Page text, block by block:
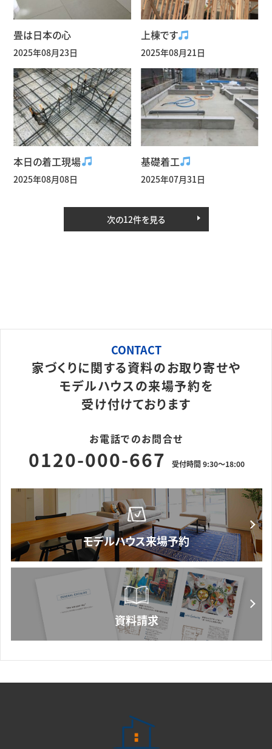
畳は日本の心
2025年08月23日
上棟です
2025年08月21日
本日の着工現場
2025年08月08日
基礎着工
2025年07月31日
次の12件を見る
CONTACT
家づくりに関する資料のお取り寄せや
モデルハウスの来場予約を
受け付けております
お電話でのお問合せ
0120-000-667 受付時間 9:30～18:00